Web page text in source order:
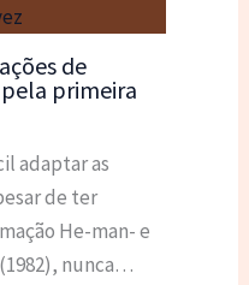
de
primeira
adaptar as
de ter
He-man- e
nunca…